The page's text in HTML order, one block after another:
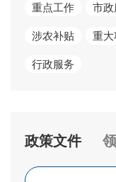
重点工作 市政
涉农补贴 重大
行政服务
政策文件